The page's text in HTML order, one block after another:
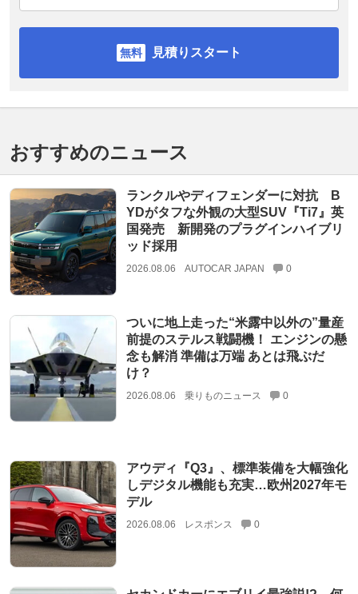
見積りスタート
おすすめのニュース
ランクルやディフェンダーに対抗 B
YDがタフな外観の大型SUV『Ti7』英
国発売 新開発のプラグインハイブリ
ッド採用
2026.08.06 AUTOCAR JAPAN 0
ついに地上走った“米露中以外の”量産
前提のステルス戦闘機！ エンジンの懸
念も解消 準備は万端 あとは飛ぶだ
け？
2026.08.06 乗りものニュース 0
アウディ『Q3』、標準装備を大幅強化
しデジタル機能も充実…欧州2027年モ
デル
2026.08.06 レスポンス 0